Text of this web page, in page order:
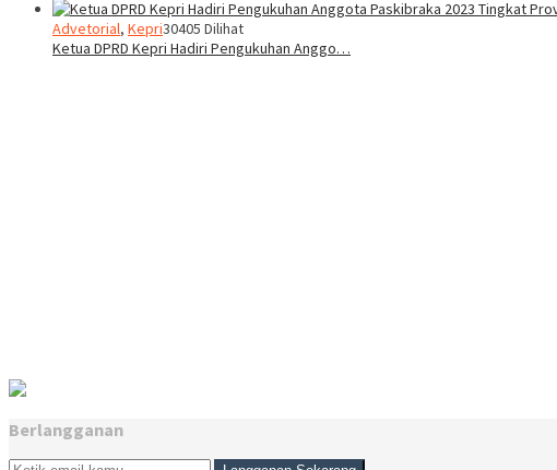
Advetorial, Kepri30405 Dilihat
Ketua DPRD Kepri Hadiri Pengukuhan Anggo…
Berlangganan